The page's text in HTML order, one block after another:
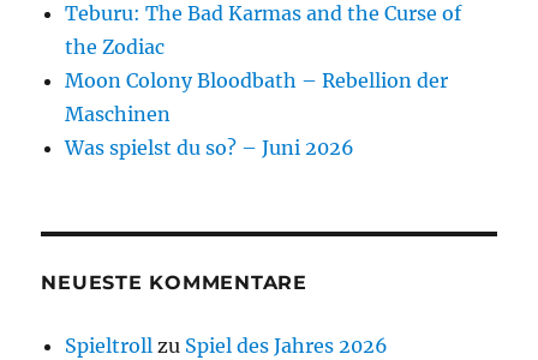
Teburu: The Bad Karmas and the Curse of
the Zodiac
Moon Colony Bloodbath – Rebellion der
Maschinen
Was spielst du so? – Juni 2026
NEUESTE KOMMENTARE
Spieltroll zu Spiel des Jahres 2026